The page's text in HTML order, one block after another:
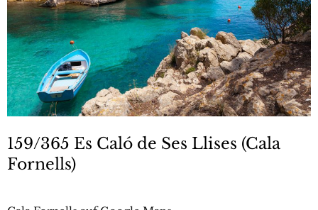
159/365 Es Caló de Ses Llises (Cala
Fornells)